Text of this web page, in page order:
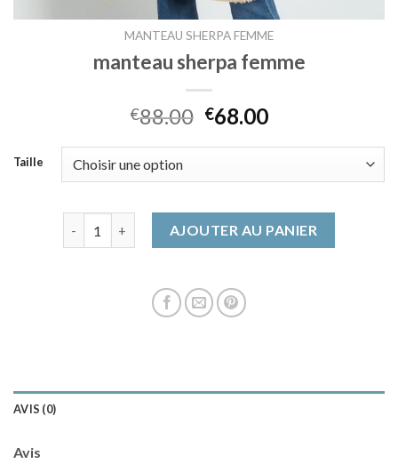
MANTEAU SHERPA FEMME
manteau sherpa femme
€88.00 €68.00
Taille
AJOUTER AU PANIER
AVIS (0)
Avis